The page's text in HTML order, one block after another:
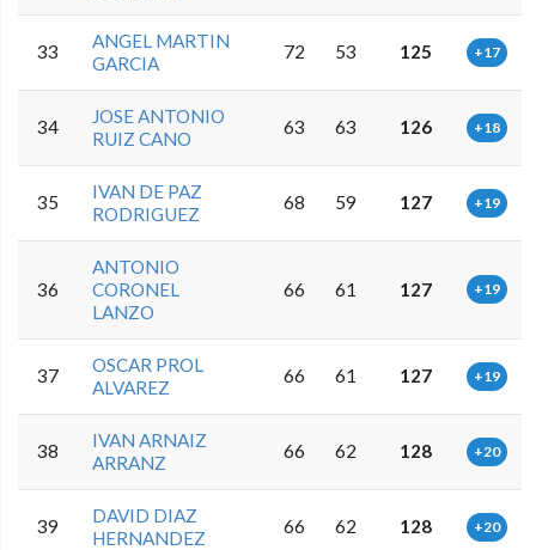
33
ANGEL MARTIN
GARCIA
72 53 125 +17
34
JOSE ANTONIO
RUIZ CANO
63 63 126 +18
35
IVAN DE PAZ
RODRIGUEZ
68 59 127 +19
36
ANTONIO
CORONEL
LANZO
66 61 127 +19
37
OSCAR PROL
ALVAREZ
66 61 127 +19
38
IVAN ARNAIZ
ARRANZ
66 62 128 +20
39
DAVID DIAZ
HERNANDEZ
66 62 128 +20